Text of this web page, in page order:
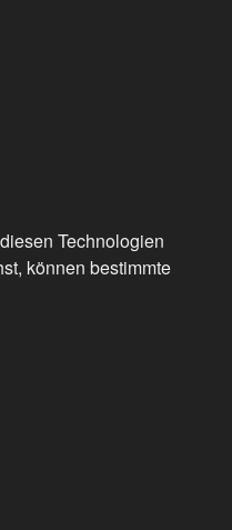
Technologien
können bestimmte